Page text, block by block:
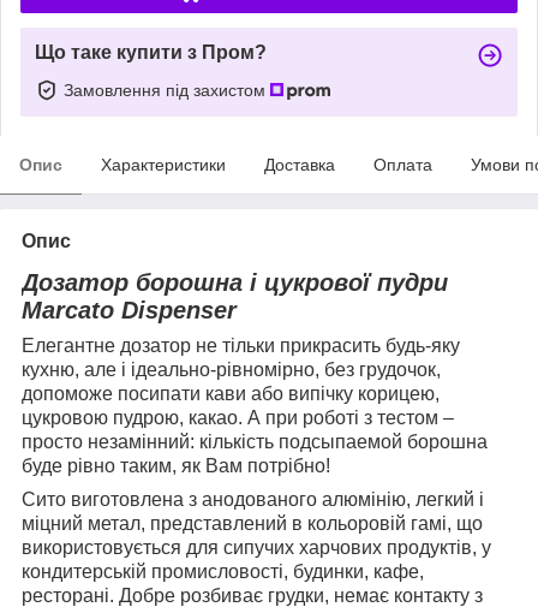
Що таке купити з Пром?
Замовлення під захистом
Опис Характеристики Доставка Оплата Умови
Опис
Дозатор борошна і цукрової пудри
Marcato Dispenser
Елегантне дозатор не тільки прикрасить будь-яку
кухню, але і ідеально-рівномірно, без грудочок,
допоможе посипати кави або випічку корицею,
цукровою пудрою, какао. А при роботі з тестом –
просто незамінний: кількість подсыпаемой борошна
буде рівно таким, як Вам потрібно!
Сито виготовлена з анодованого алюмінію, легкий і
міцний метал, представлений в кольоровій гамі, що
використовується для сипучих харчових продуктів, у
кондитерській промисловості, будинки, кафе,
ресторані. Добре розбиває грудки, немає контакту з